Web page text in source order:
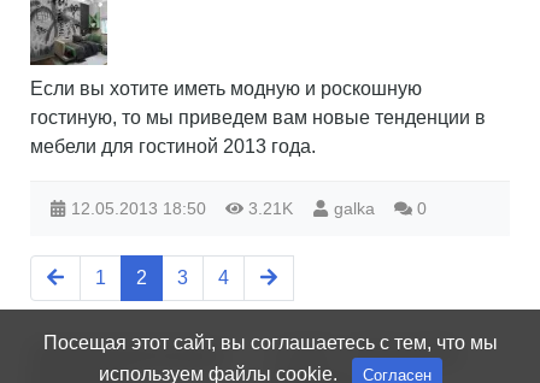
Если вы хотите иметь модную и роскошную
гостиную, то мы приведем вам новые тенденции в
мебели для гостиной 2013 года.
12.05.2013 18:50 3.21K galka 0
1 2 3 4
Электронный журнал
© 2012 - 2026 reallife-
Посещая этот сайт, вы соглашаетесь с тем, что мы
используем файлы cookie.
Согласен